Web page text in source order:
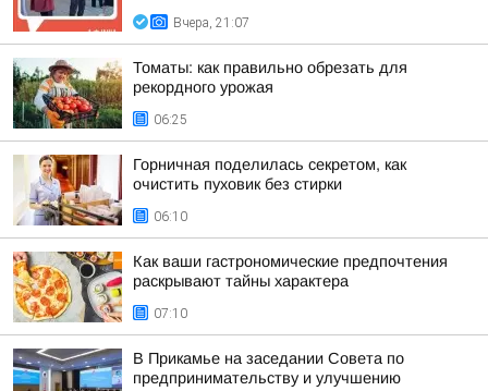
Вчера, 21:07
Томаты: как правильно обрезать для
рекордного урожая
06:25
Горничная поделилась секретом, как
очистить пуховик без стирки
06:10
Как ваши гастрономические предпочтения
раскрывают тайны характера
07:10
В Прикамье на заседании Совета по
предпринимательству и улучшению